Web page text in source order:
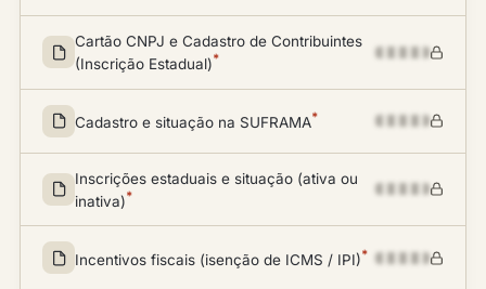
Cartão CNPJ e Cadastro de Contribuintes
(Inscrição Estadual)*
Cadastro e situação na SUFRAMA*
Inscrições estaduais e situação (ativa ou
inativa)*
Incentivos fiscais (isenção de ICMS / IPI)*